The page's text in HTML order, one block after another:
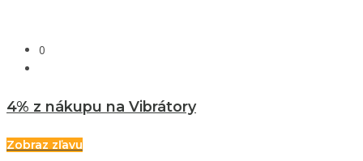
0
4% z nákupu na Vibrátory
Zobraz zľavu